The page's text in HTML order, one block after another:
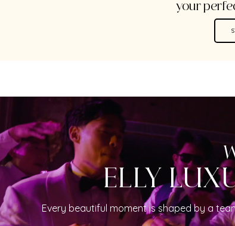
your
ELLY
Every beautiful moment is shaped by a